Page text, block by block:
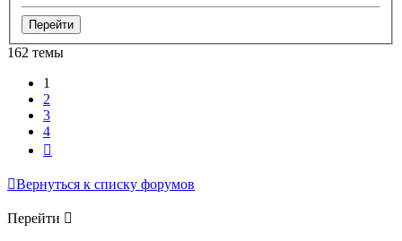
162 темы
1
2
3
4
Вернуться к списку форумов
Перейти